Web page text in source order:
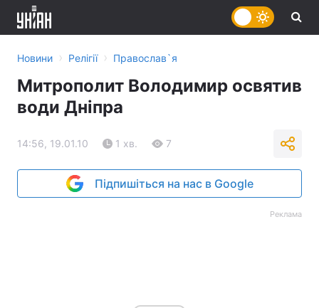
Новини › Релігії › Православ`я
Митрополит Володимир освятив
води Дніпра
14:56, 19.01.10 1 хв. 7
Підпишіться на нас в Google
Реклама